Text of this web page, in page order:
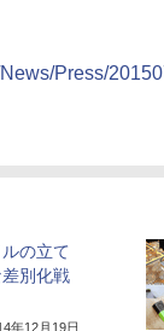
Press/
の立て
別化戦
年12月19日